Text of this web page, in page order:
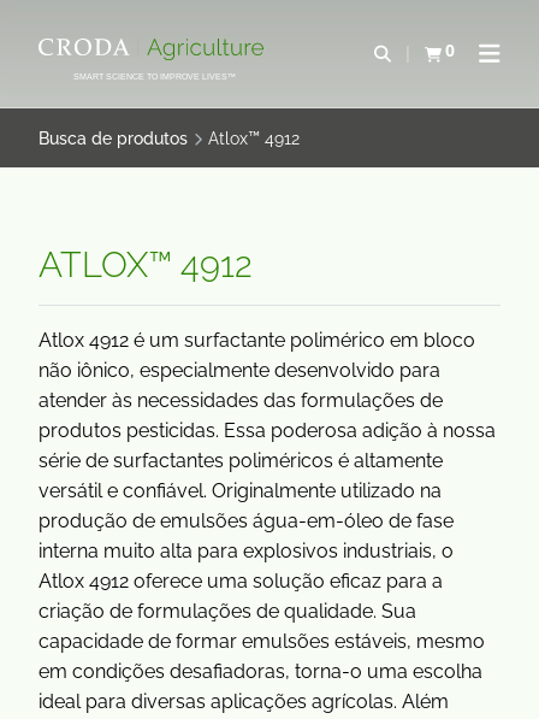
PARA
CONTEÚDO
PARA
MENU
SMART SCIENCE TO IMPROVE LIVES™
Abrir pesquisa
0
Exibir cestaAbrir
Busca de produtos Atlox™ 4912
ATLOX™ 4912
Atlox 4912 é um surfactante polimérico em bloco
não iônico, especialmente desenvolvido para
atender às necessidades das formulações de
produtos pesticidas. Essa poderosa adição à nossa
série de surfactantes poliméricos é altamente
versátil e confiável. Originalmente utilizado na
produção de emulsões água-em-óleo de fase
interna muito alta para explosivos industriais, o
Atlox 4912 oferece uma solução eficaz para a
criação de formulações de qualidade. Sua
capacidade de formar emulsões estáveis, mesmo
em condições desafiadoras, torna-o uma escolha
ideal para diversas aplicações agrícolas. Além